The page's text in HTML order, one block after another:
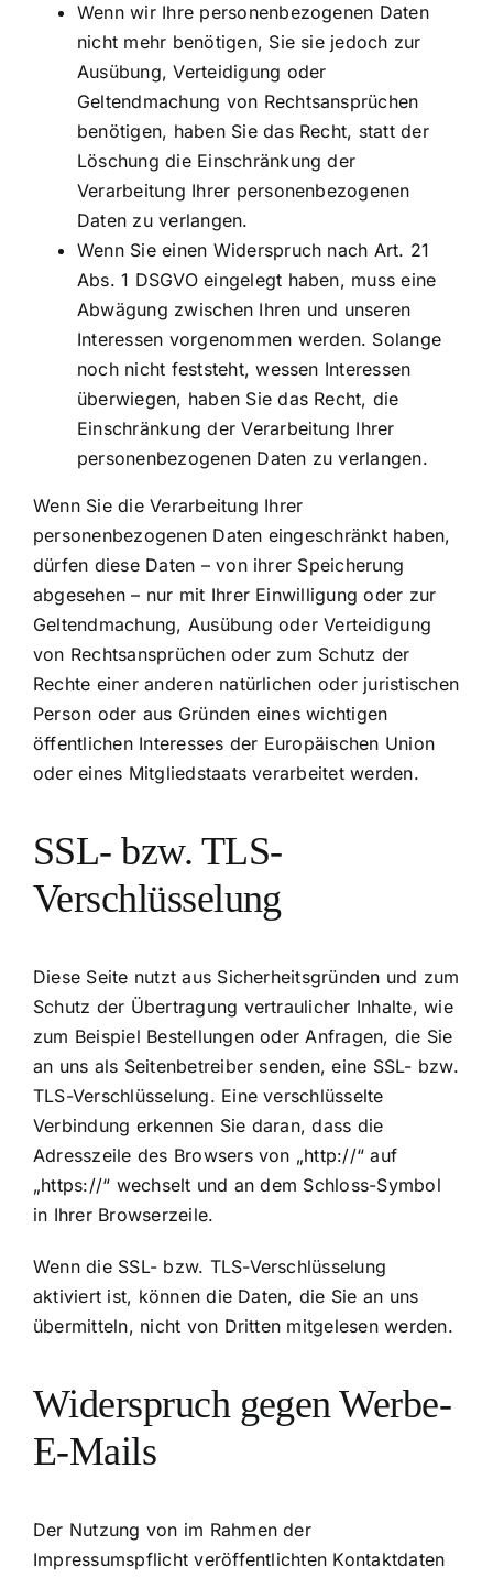
Wenn wir Ihre personenbezogenen Daten
nicht mehr benötigen, Sie sie jedoch zur
Ausübung, Verteidigung oder
Geltendmachung von Rechtsansprüchen
benötigen, haben Sie das Recht, statt der
Löschung die Einschränkung der
Verarbeitung Ihrer personenbezogenen
Daten zu verlangen.
Wenn Sie einen Widerspruch nach Art. 21
Abs. 1 DSGVO eingelegt haben, muss eine
Abwägung zwischen Ihren und unseren
Interessen vorgenommen werden. Solange
noch nicht feststeht, wessen Interessen
überwiegen, haben Sie das Recht, die
Einschränkung der Verarbeitung Ihrer
personenbezogenen Daten zu verlangen.
Wenn Sie die Verarbeitung Ihrer
personenbezogenen Daten eingeschränkt haben,
dürfen diese Daten – von ihrer Speicherung
abgesehen – nur mit Ihrer Einwilligung oder zur
Geltendmachung, Ausübung oder Verteidigung
von Rechtsansprüchen oder zum Schutz der
Rechte einer anderen natürlichen oder juristischen
Person oder aus Gründen eines wichtigen
öffentlichen Interesses der Europäischen Union
oder eines Mitgliedstaats verarbeitet werden.
SSL- bzw. TLS-
Verschlüsselung
Diese Seite nutzt aus Sicherheitsgründen und zum
Schutz der Übertragung vertraulicher Inhalte, wie
zum Beispiel Bestellungen oder Anfragen, die Sie
an uns als Seitenbetreiber senden, eine SSL- bzw.
TLS-Verschlüsselung. Eine verschlüsselte
Verbindung erkennen Sie daran, dass die
Adresszeile des Browsers von „http://“ auf
„https://“ wechselt und an dem Schloss-Symbol
in Ihrer Browserzeile.
Wenn die SSL- bzw. TLS-Verschlüsselung
aktiviert ist, können die Daten, die Sie an uns
übermitteln, nicht von Dritten mitgelesen werden.
Widerspruch gegen Werbe-
E-Mails
Der Nutzung von im Rahmen der
Impressumspflicht veröffentlichten Kontaktdaten